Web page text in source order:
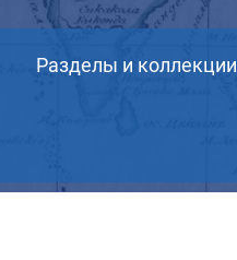
Разделы и коллекции